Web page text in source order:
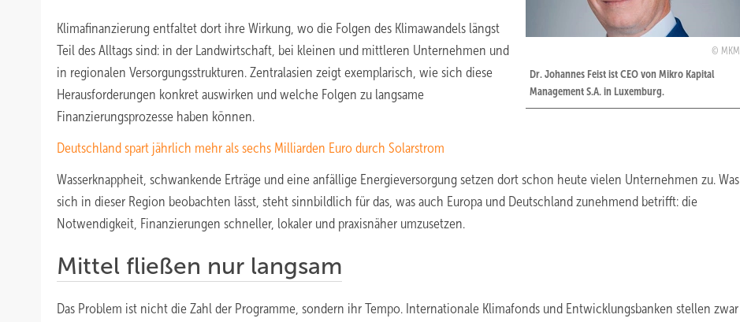
MKM
Dr. Johannes Feist ist CEO von Mikro Kapital
Management S.A. in Luxemburg.
Klimafinanzierung entfaltet dort ihre Wirkung, wo die Folgen des Klimawandels längst
Teil des Alltags sind: in der Landwirtschaft, bei kleinen und mittleren Unternehmen und
in regionalen Versorgungsstrukturen. Zentralasien zeigt exemplarisch, wie sich diese
Herausforderungen konkret auswirken und welche Folgen zu langsame
Finanzierungsprozesse haben können.
Deutschland spart jährlich mehr als sechs Milliarden Euro durch Solarstrom
Wasserknappheit, schwankende Erträge und eine anfällige Energieversorgung setzen dort schon heute vielen Unternehmen zu. Was
sich in dieser Region beobachten lässt, steht sinnbildlich für das, was auch Europa und Deutschland zunehmend betrifft: die
Notwendigkeit, Finanzierungen schneller, lokaler und praxisnäher umzusetzen.
Mittel fließen nur langsam
Das Problem ist nicht die Zahl der Programme, sondern ihr Tempo. Internationale Klimafonds und Entwicklungsbanken stellen zwar